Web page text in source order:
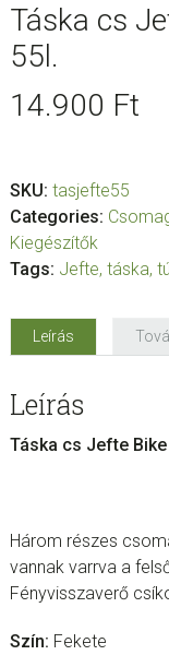
Táska cs
55l.
14.900 Ft
SKU: tasjefte55
Categories:
Kiegészítők
Tags: Jefte, táska,
Leírás
Leírás
Táska cs Jefte
Három részes
vannak varrva a
Fényvisszaverő
Szín: Fekete